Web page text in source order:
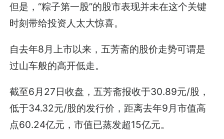
但是，“粽子第一股”的股市表现并未在这个关键
时刻带给投资人太大惊喜。
自去年8月上市以来，五芳斋的股价走势可谓是
过山车般的高开低走。
截至6月27日收盘，五芳斋报收于30.89元/股，
低于34.32元/股的发行价，距离去年9月市值高
点60.24亿元，市值已蒸发超15亿元。